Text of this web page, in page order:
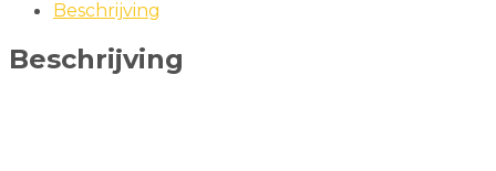
Beschrijving
Beschrijving